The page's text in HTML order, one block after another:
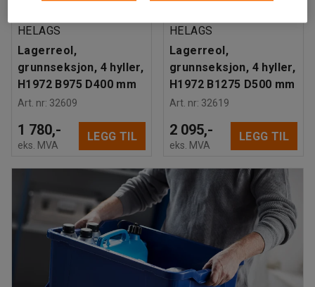
HELAGS
Lagerreol,
grunnseksjon, 4 hyller,
H1972 B975 D400 mm
Art. nr: 32609
1 780,-
eks. MVA
LEGG TIL
HELAGS
Lagerreol,
grunnseksjon, 4 hyller,
H1972 B1275 D500 mm
Art. nr: 32619
2 095,-
eks. MVA
LEGG TIL